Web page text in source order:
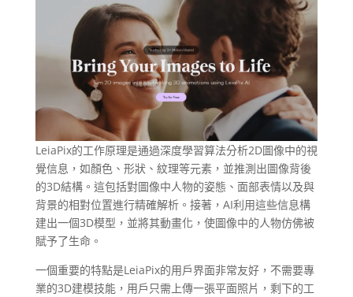
LeiaPix的工作原理是通過深度學習算法分析2D圖像中的視
覺信息，如顏色、形狀、紋理等元素，並推測出圖像背後
的3D結構。這包括對圖像中人物的姿態、面部表情以及與
背景的相對位置進行精確解析。接著，AI利用這些信息構
建出一個3D模型，並將其動畫化，使圖像中的人物仿佛被
賦予了生命。
一個重要的特點是LeiaPix的用戶界面非常友好，不需要專
業的3D建模技能，用戶只需上傳一張平面照片，剩下的工